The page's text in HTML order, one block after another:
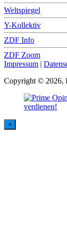
Weltspiegel
Y-Kollektiv
ZDF Info
ZDF Zoom
Impressum |
Copyright © 2026,
×